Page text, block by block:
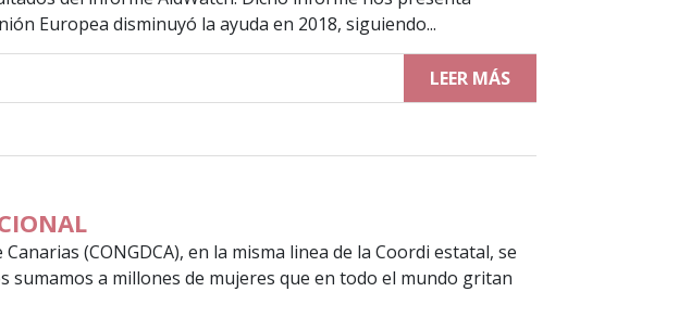
Europea disminuyó la ayuda en 2018, siguiendo...
LEER MÁS
(CONGDCA), en la misma linea de la Coordi estatal, se
sumamos a millones de mujeres que en todo el mundo gritan